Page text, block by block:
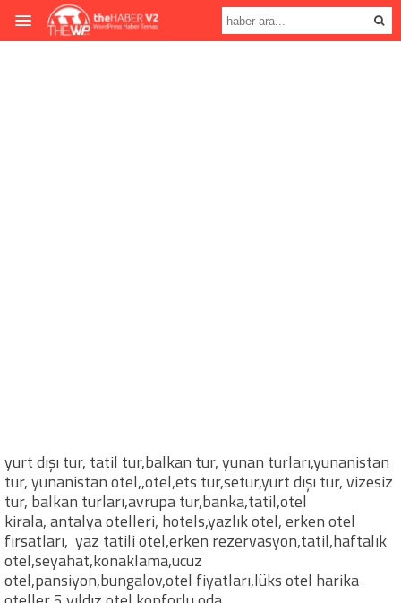
yurt dışı tur, tatil tur,balkan tur, yunan turları,yunanistan
tur, yunanistan otel,,otel,ets tur,setur,yurt dışı tur, vizesiz
tur, balkan turları,avrupa tur,banka,tatil,otel
kirala, antalya otelleri, hotels,yazlık otel, erken otel
fırsatları, yaz tatili otel,erken rezervasyon,tatil,haftalık
otel,seyahat,konaklama,ucuz
otel,pansiyon,bungalov,otel fiyatları,lüks otel harika